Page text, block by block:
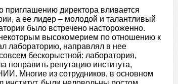
директора вливается
а ее лидер – молодой и талантливый
было встречено настороженно.
высокомерием по отношению к
лабораторию, направлял в нее
бескорыстной: лаборатория,
репутацию института,
Многие из сотрудников, в основном